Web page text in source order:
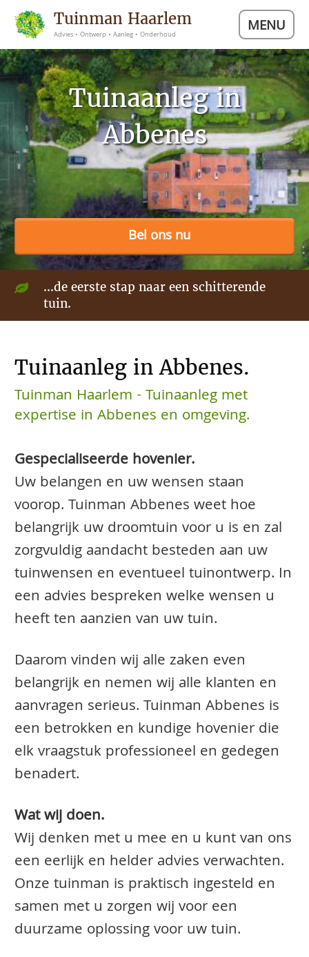
Tuinman Haarlem
Advies • Ontwerp • Aanleg • Onderhoud MENU
Tuinaanleg in
Abbenes
Bel ons nu
...de eerste stap naar een schitterende
tuin.
Tuinaanleg in Abbenes.
Tuinman Haarlem - Tuinaanleg met
expertise in Abbenes en omgeving.
Gespecialiseerde hovenier.
Uw belangen en uw wensen staan
voorop. Tuinman Abbenes weet hoe
belangrijk uw droomtuin voor u is en zal
zorgvuldig aandacht besteden aan uw
tuinwensen en eventueel tuinontwerp. In
een advies bespreken welke wensen u
heeft ten aanzien van uw tuin.
Daarom vinden wij alle zaken even
belangrijk en nemen wij alle klanten en
aanvragen serieus. Tuinman Abbenes is
een betrokken en kundige hovenier die
elk vraagstuk professioneel en gedegen
benadert.
Wat wij doen.
Wij denken met u mee en u kunt van ons
een eerlijk en helder advies verwachten.
Onze tuinman is praktisch ingesteld en
samen met u zorgen wij voor een
duurzame oplossing voor uw tuin.